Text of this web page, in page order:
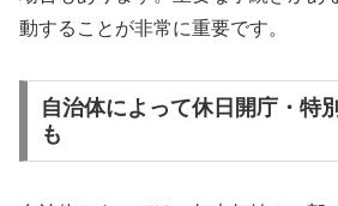
動することが非常に重要です。
自治体によって休日開庁・特
も